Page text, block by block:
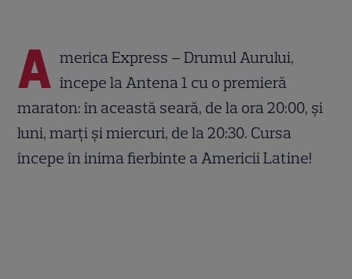
A merica Express – Drumul Aurului,
începe la Antena 1 cu o premieră
maraton: în această seară, de la ora 20:00, și
luni, marți și miercuri, de la 20:30. Cursa
începe în inima fierbinte a Americii Latine!